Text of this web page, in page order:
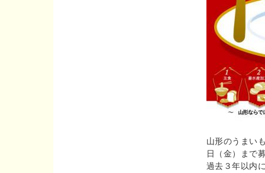
山形のうまい
日（金）まで
過去３年以内